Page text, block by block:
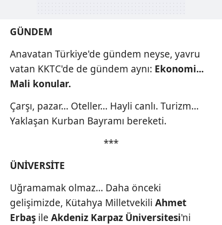
GÜNDEM
Anavatan Türkiye'de gündem neyse, yavru
vatan KKTC'de de gündem aynı: Ekonomi...
Mali konular.
Çarşı, pazar... Oteller... Hayli canlı. Turizm...
Yaklaşan Kurban Bayramı bereketi.
***
ÜNİVERSİTE
Uğramamak olmaz... Daha önceki
gelişimizde, Kütahya Milletvekili Ahmet
Erbaş ile Akdeniz Karpaz Üniversitesi'ni